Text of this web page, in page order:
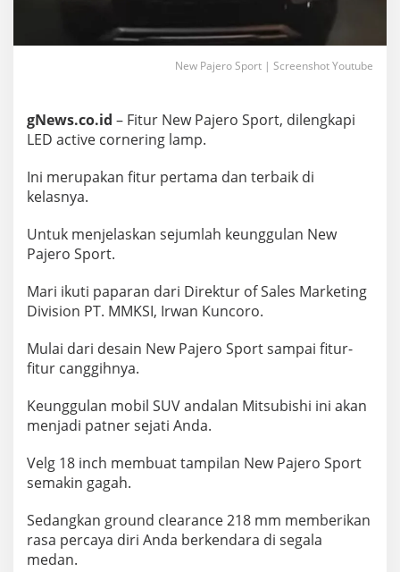
New Pajero Sport | Screenshot Youtube
gNews.co.id – Fitur New Pajero Sport, dilengkapi
LED active cornering lamp.
Ini merupakan fitur pertama dan terbaik di
kelasnya.
Untuk menjelaskan sejumlah keunggulan New
Pajero Sport.
Mari ikuti paparan dari Direktur of Sales Marketing
Division PT. MMKSI, Irwan Kuncoro.
Mulai dari desain New Pajero Sport sampai fitur-
fitur canggihnya.
Keunggulan mobil SUV andalan Mitsubishi ini akan
menjadi patner sejati Anda.
Velg 18 inch membuat tampilan New Pajero Sport
semakin gagah.
Sedangkan ground clearance 218 mm memberikan
rasa percaya diri Anda berkendara di segala
medan.